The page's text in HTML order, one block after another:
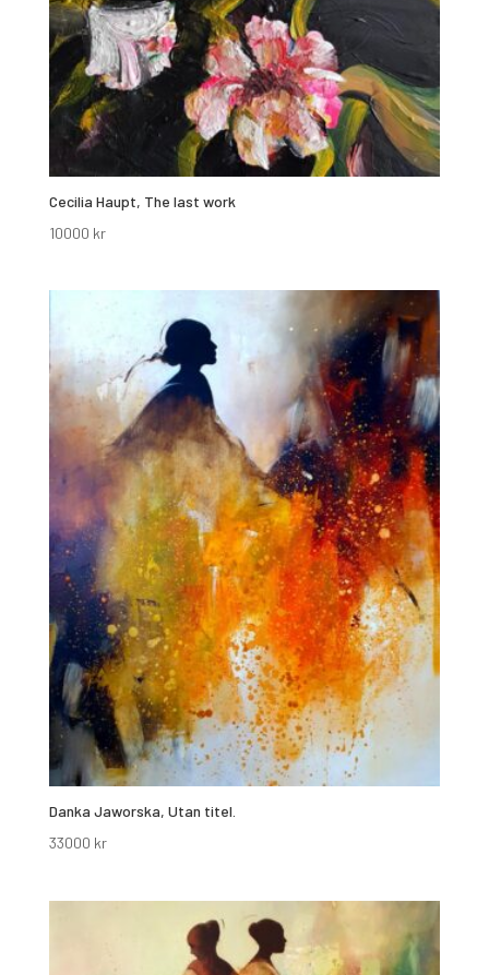
Cecilia Haupt, The last work
10000 kr
Danka Jaworska, Utan titel.
33000 kr